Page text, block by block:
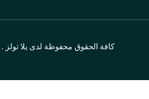
كافة الحقوق محفوظة لدى يلا تولز . 2026©